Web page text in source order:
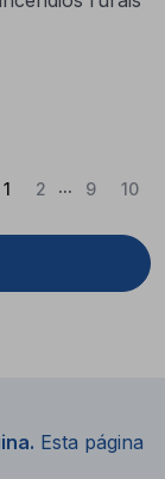
1 (Atual)
2 ... 9 10
Esta página